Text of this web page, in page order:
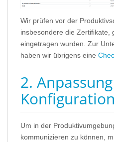
Wir prüfen vor der
insbesondere die Zertifikate,
eingetragen wurden. Zur
haben wir übrigens eine
2.
Konfiguration
Um in der
kommunizieren zu können,